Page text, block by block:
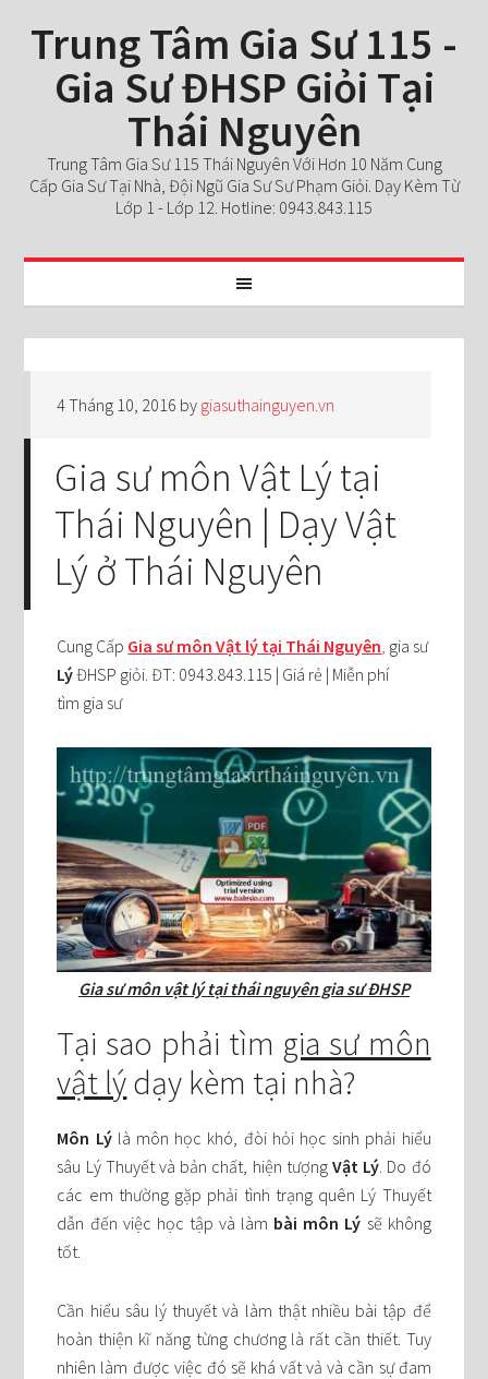
Trung Tâm Gia Sư 115 -
Gia Sư ĐHSP Giỏi Tại
Thái Nguyên
Trung Tâm Gia Sư 115 Thái Nguyên Với Hơn 10 Năm Cung
Cấp Gia Sư Tại Nhà, Đội Ngũ Gia Sư Sư Phạm Giỏi. Dạy Kèm Từ
Lớp 1 - Lớp 12. Hotline: 0943.843.115
4 Tháng 10, 2016 by giasuthainguyen.vn
Gia sư môn Vật Lý tại
Thái Nguyên | Dạy Vật
Lý ở Thái Nguyên
Cung Cấp Gia sư môn Vật lý tại Thái Nguyên, gia sư
LýĐHSP giỏi. ĐT: 0943.843.115 | Giá rẻ | Miễn phí
tìm gia sư
Gia sư môn vật lý tại thái nguyên gia sư ĐHSP
Tại sao phải tìm gia sư môn
vật lýdạy kèm tại nhà?
Môn Lýlà môn học khó, đòi hỏi học sinh phải hiểu
sâu Lý Thuyết và bản chất, hiện tượngVật Lý . Do đó
các em thường gặp phải tình trạng quên Lý Thuyết
dẫn đến việc học tập và làm bài môn Lý sẽ không
tốt.
Cần hiểu sâu lý thuyết và làm thật nhiều bài tập để
hoàn thiện kĩ năng từng chương là rất cần thiết. Tuy
nhiên làm được việc đó sẽ khá vất vả và cần sự đam